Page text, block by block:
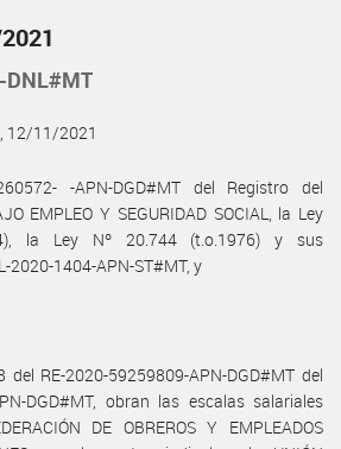
12/11/2021
-APN-DGD#MT del Registro del
EMPLEO Y SEGURIDAD SOCIAL, la Ley
la Ley Nº 20.744 (t.o.1976) y sus
2020-1404-APN-ST#MT, y
RE-2020-59259809-APN-DGD#MT del
DGD#MT, obran las escalas salariales
DE OBREROS Y EMPLEADOS